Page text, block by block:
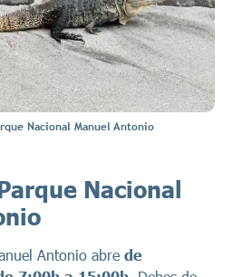
Nacional Manuel Antonio
Nacional
Antonio abre de